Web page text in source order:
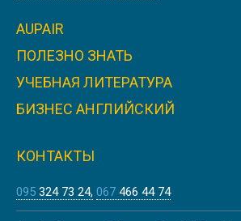
AUPAIR
ПОЛЕЗНО ЗНАТЬ
УЧЕБНАЯ ЛИТЕРАТУРА
БИЗНЕС АНГЛИЙСКИЙ
КОНТАКТЫ
095 324 73 24 067 466 44 74